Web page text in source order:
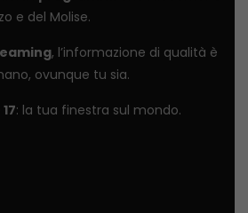
e del Molise.
, l’informazione di qualità è
ovunque tu sia.
: la tua finestra sul mondo.